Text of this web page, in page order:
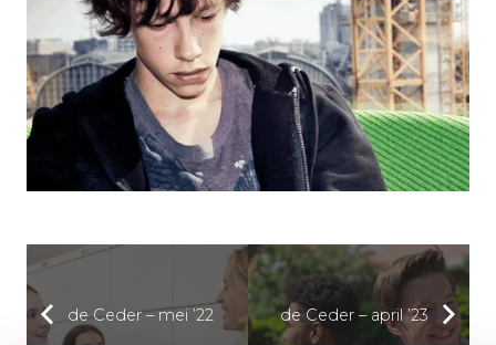
de Ceder – mei ’22 de Ceder – april ’23